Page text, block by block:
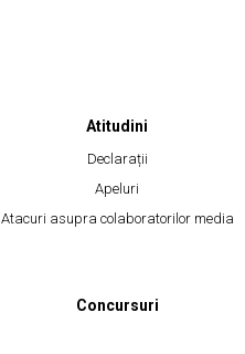
Atitudini
Declarații
Apeluri
Atacuri asupra colaboratorilor media
Concursuri